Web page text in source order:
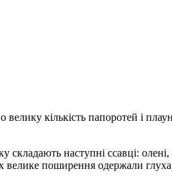
кількість папоротей і
складають наступні ссавці:
поширення одержали